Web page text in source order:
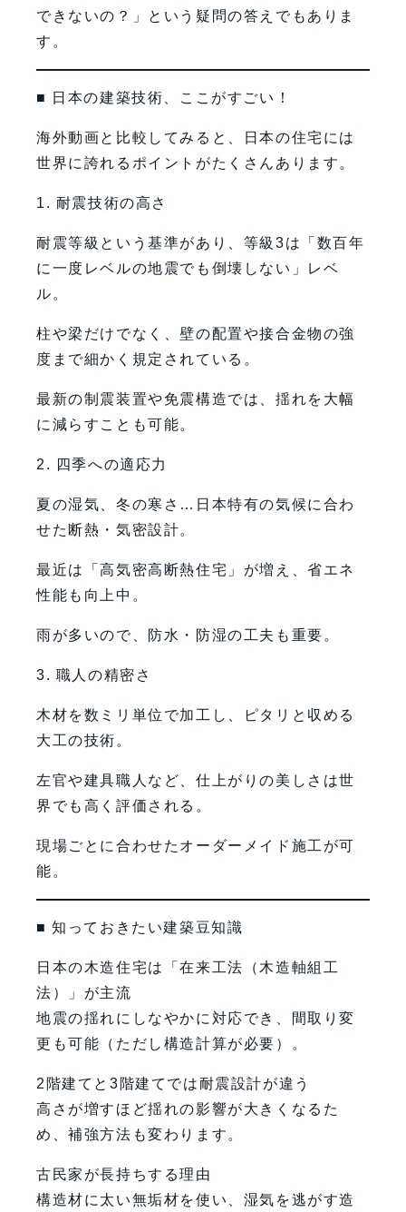
できないの？」という疑問の答えでもありま
す。
■ 日本の建築技術、ここがすごい！
海外動画と比較してみると、日本の住宅には
世界に誇れるポイントがたくさんあります。
1. 耐震技術の高さ
耐震等級という基準があり、等級3は「数百年
に一度レベルの地震でも倒壊しない」レベ
ル。
柱や梁だけでなく、壁の配置や接合金物の強
度まで細かく規定されている。
最新の制震装置や免震構造では、揺れを大幅
に減らすことも可能。
2. 四季への適応力
夏の湿気、冬の寒さ…日本特有の気候に合わ
せた断熱・気密設計。
最近は「高気密高断熱住宅」が増え、省エネ
性能も向上中。
雨が多いので、防水・防湿の工夫も重要。
3. 職人の精密さ
木材を数ミリ単位で加工し、ピタリと収める
大工の技術。
左官や建具職人など、仕上がりの美しさは世
界でも高く評価される。
現場ごとに合わせたオーダーメイド施工が可
能。
■ 知っておきたい建築豆知識
日本の木造住宅は「在来工法（木造軸組工
法）」が主流
地震の揺れにしなやかに対応でき、間取り変
更も可能（ただし構造計算が必要）。
2階建てと3階建てでは耐震設計が違う
高さが増すほど揺れの影響が大きくなるた
め、補強方法も変わります。
古民家が長持ちする理由
構造材に太い無垢材を使い、湿気を逃がす造